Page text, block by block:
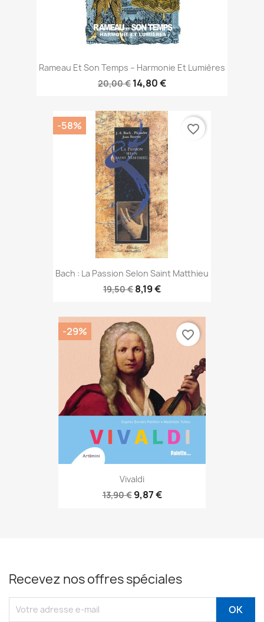
Rameau Et Son Temps – Harmonie Et Lumières
20,00 € 14,80 €
Bach : La Passion Selon Saint Matthieu
19,50 € 8,19 €
-58% favorite_border
Vivaldi
13,90 € 9,87 €
-29% favorite_border
Recevez nos offres spéciales